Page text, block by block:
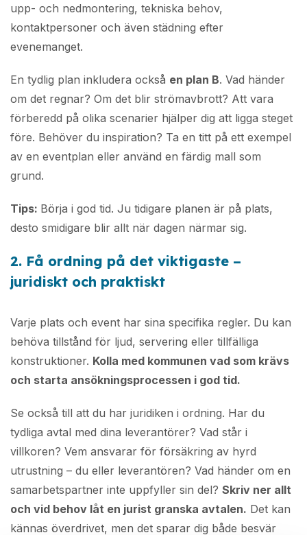
upp- och nedmontering, tekniska behov,
kontaktpersoner och även städning efter
evenemanget.
En tydlig plan inkludera också en plan B. Vad händer
om det regnar? Om det blir strömavbrott? Att vara
förberedd på olika scenarier hjälper dig att ligga steget
före. Behöver du inspiration? Ta en titt på ett exempel
av en eventplan eller använd en färdig mall som
grund.
Tips: Börja i god tid. Ju tidigare planen är på plats,
desto smidigare blir allt när dagen närmar sig.
2. Få ordning på det viktigaste –
juridiskt och praktiskt
Varje plats och event har sina specifika regler. Du kan
behöva tillstånd för ljud, servering eller tillfälliga
konstruktioner. Kolla med kommunen vad som krävs
och starta ansökningsprocessen i god tid.
Se också till att du har juridiken i ordning. Har du
tydliga avtal med dina leverantörer? Vad står i
villkoren? Vem ansvarar för försäkring av hyrd
utrustning – du eller leverantören? Vad händer om en
samarbetspartner inte uppfyller sin del? Skriv ner allt
och vid behov låt en jurist granska avtalen. Det kan
kännas överdrivet, men det sparar dig både besvär